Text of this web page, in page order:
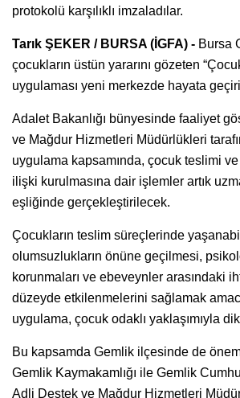
protokolü karşılıklı imzaladılar.
Tarık ŞEKER / BURSA (İGFA) - Bursa
çocukların üstün yararını gözeten
uygulaması yeni merkezde hayata
Adalet Bakanlığı bünyesinde faaliyet
ve Mağdur Hizmetleri Müdürlükleri
uygulama kapsamında, çocuk teslimi
ilişki kurulmasına dair işlemler artık
eşliğinde gerçekleştirilecek.
Çocukların teslim süreçlerinde
olumsuzlukların önüne geçilmesi,
korunmaları ve ebeveynler arasındaki
düzeyde etkilenmelerini sağlamak
uygulama, çocuk odaklı yaklaşımıyla
Bu kapsamda Gemlik ilçesinde de
Gemlik Kaymakamlığı ile Gemlik
Adli Destek ve Mağdur Hizmetleri